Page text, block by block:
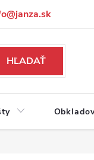
Podmienky ochrany
HĽADAŤ